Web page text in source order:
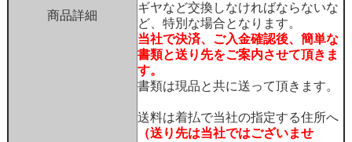
商品詳細
ギヤなど交換しなければならないな
ど、特別な場合となります。
当社で決済、ご入金確認後、簡単な
書類と送り先をご案内させて頂きま
す。
書類は現品と共に送って頂きます。
送料は着払で当社の指定する住所へ
（送り先は当社ではございませ